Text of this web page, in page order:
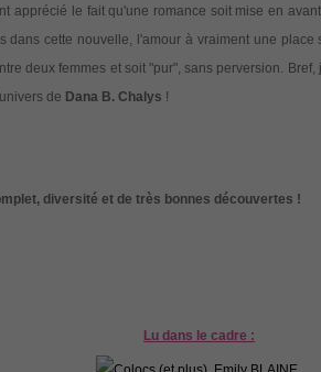
apprécié le fait qu'une romance soit mise en
dans cette nouvelle, l'amour à vraiment une place
deux femmes et soit "pur", sans perversion.
de Dana B. Chalys !
diversité et de très bonnes découvertes !
Lu dans le cadre :